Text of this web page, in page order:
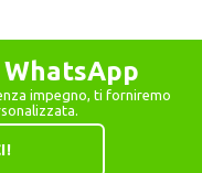
WhatsApp
impegno, ti forniremo